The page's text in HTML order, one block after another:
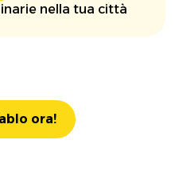
nella tua città
ora!